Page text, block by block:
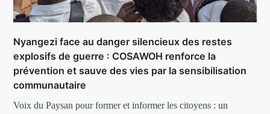
Nyangezi face au danger silencieux des restes
explosifs de guerre : COSAWOH renforce la
prévention et sauve des vies par la sensibilisation
communautaire
Voix du Paysan pour former et informer les citoyens : un